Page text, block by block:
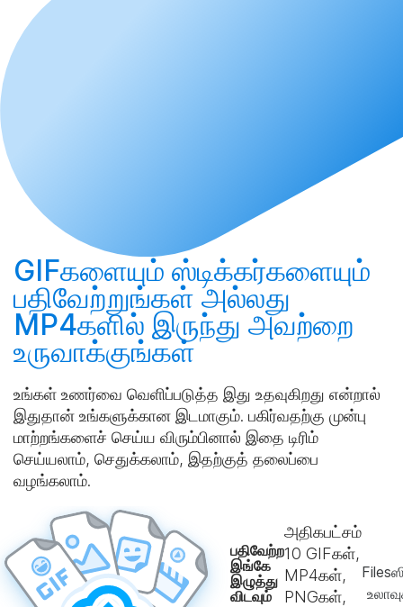
GIFகளையும் ஸ்டிக்கர்களையும்
பதிவேற்றுங்கள் அல்லது
MP4களில் இருந்து அவற்றை
உருவாக்குங்கள்
உங்கள் உணர்வை வெளிப்படுத்த இது உதவுகிறது என்றால்
இதுதான் உங்களுக்கான இடமாகும். பகிர்வதற்கு முன்பு
மாற்றங்களைச் செய்ய விரும்பினால் இதை டிரிம்
செய்யலாம், செதுக்கலாம், இதற்குத் தலைப்பை
வழங்கலாம்.
பதிவேற்ற
இங்கே
இழுத்து
விடவும்
அதிகபட்சம்
10 GIFகள்,
MP4கள்,
PNGகள்,